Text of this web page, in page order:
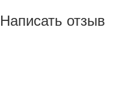
Написать отзыв